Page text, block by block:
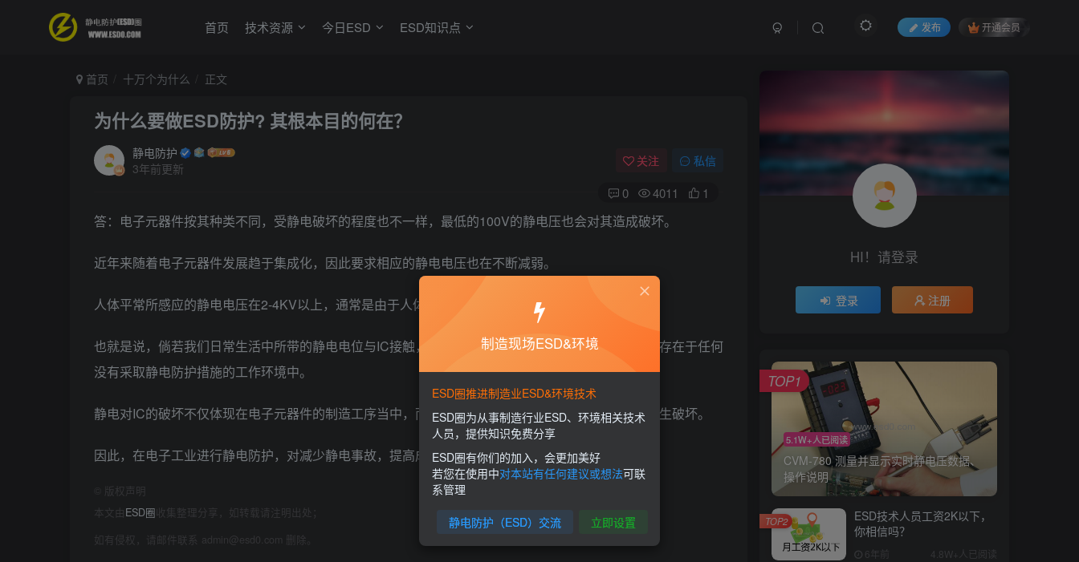
首页 技术资源 今日ESD ESD知识点 发布 开通会员
首页 十万个为什么 正文
为什么要做ESD防护? 其根本目的何在？
静电防护
3年前更新
关注 私信
0 4011 1
答：电子元器件按其种类不同，受静电破坏的程度也不一样，最低的100V的静电压也会对其造成破坏。
近年来随着电子元器件发展趋于集成化，因此要求相应的静电电压也在不断减弱。
人体平常所感应的静电电压在2-4KV以上，通常是由于人体的轻微动作或与绝缘物的磨擦而引起的。
也就是说，倘若我们日常生活中所带的静电电位与IC接触，那么几乎所有的IC都将被破坏，这种危险存在于任何
没有采取静电防护措施的工作环境中。
静电对IC的破坏不仅体现在电子元器件的制造工序当中，而且在IC的组装、远输等过程中都会对IC产生破坏。
因此，在电子工业进行静电防护，对减少静电事故，提高成品率，具有重要的现实意义。
版权声明
本文由ESD圈收集整理分享，如转载请注明出处；
如有侵权，请邮件联系 admin@esd0.com 删除。
HI！请登录
登录 注册
5.1W+人已阅读
CVM-780 测量并显示实时静电压数据、
操作说明
TOP1
ESD技术人员工资2K以下，
你相信吗？
6年前 4.8W+人已阅读
TOP2
制造现场ESD&环境
ESD圈推进制造业ESD&环境技术
ESD圈为从事制造行业ESD、环境相关技术
人员，提供知识免费分享
ESD圈有你们的加入，会更加美好
若您在使用中对本站有任何建议或想法可联
系管理
静电防护（ESD）交流 立即设置